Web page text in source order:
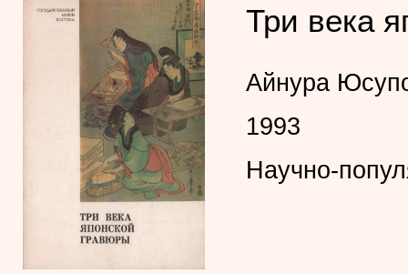
Три века
Айнура
1993
Научно-